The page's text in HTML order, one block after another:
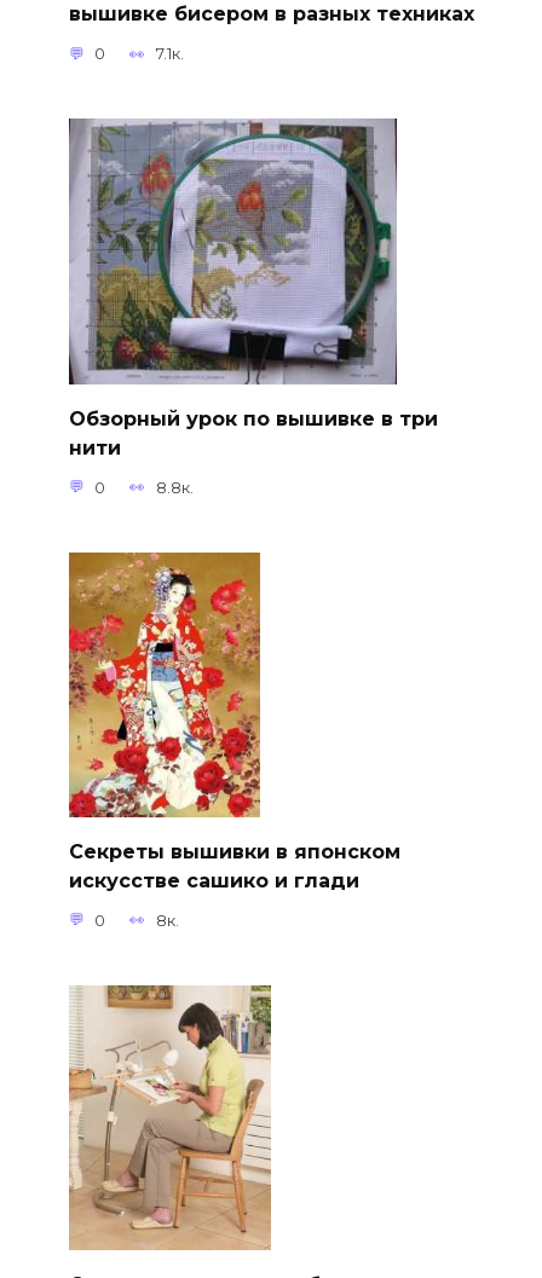
вышивке бисером в разных техниках
0 7.1к.
Обзорный урок по вышивке в три
нити
0 8.8к.
Секреты вышивки в японском
искусстве сашико и глади
0 8к.